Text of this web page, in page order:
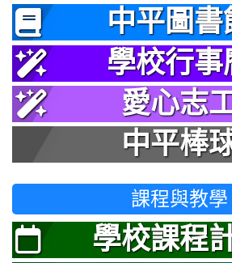
中平圖書
學校行事
愛心志
中平棒
課程與教學
學校課程